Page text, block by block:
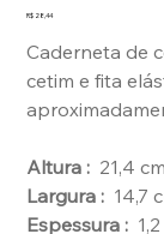
Preço
R$ 28,44
Caderneta de
cetim e fita
Altura : 21,4 cm
Largura : 14,7
Espessura :